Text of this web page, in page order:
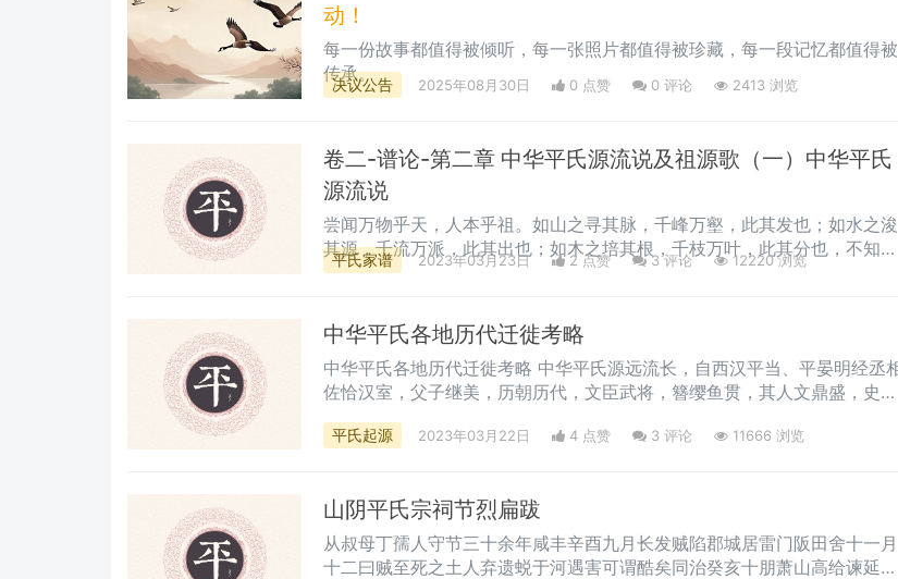
动！
每一份故事都值得被倾听，每一张照片都值得被珍藏，每一段记忆都值得被
传承。
决议公告 2025年08月30日 0 点赞 0 评论 2413 浏览
卷二-谱论-第二章 中华平氏源流说及祖源歌（一）中华平氏
源流说
尝闻万物乎天，人本乎祖。如山之寻其脉，千峰万壑，此其发也；如水之浚
其源，千流万派，此其出也；如木之培其根，千枝万叶，此其分也，不知祖
宗之所出者，谓之忘本也。
平氏家谱 2023年03月23日 2 点赞 3评论 12220 浏览
中华平氏各地历代迁徙考略
中华平氏各地历代迁徙考略 中华平氏源远流长，自西汉平当、平晏明经丞相
佐恰汉室，父子继美，历朝历代，文臣武将，簪缨鱼贯，其人文鼎盛，史不
或商，或宦游四海，择里而居，然代远年湮，星移斗转，昭穆失序。今通过
徙外地的部分宗亲，记录总谱以便日后联系。
平氏起源 2023年03月22日 4 点赞 3 评论 11666 浏览
山阴平氏宗祠节烈扁跋
​从叔母丁孺人守节三十余年咸丰辛酉九月长发贼陷郡城居雷门阪田舍十一月
十二曰贼至死之土人弃遗蜕于河遇害可谓酷矣同治癸亥十朋萧山高给谏延祜